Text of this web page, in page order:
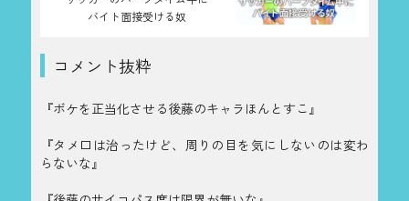
バイト面接受ける奴
コメント抜粋
『ボケを正当化させる後藤のキャラほんとすこ』
『タメ口は治ったけど、周りの目を気にしないのは変わ
らないな』